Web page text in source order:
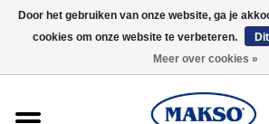
Door het gebruiken van onze website, ga je
cookies om onze website te verbeteren.
Meer over cookies »